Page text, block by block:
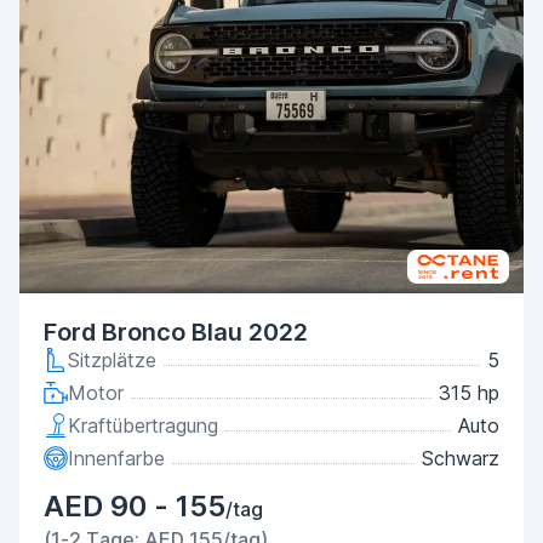
Ford Bronco Blau 2022
Sitzplätze
5
Motor
315 hp
Kraftübertragung
Auto
Innenfarbe
Schwarz
AED 90 - 155/tag